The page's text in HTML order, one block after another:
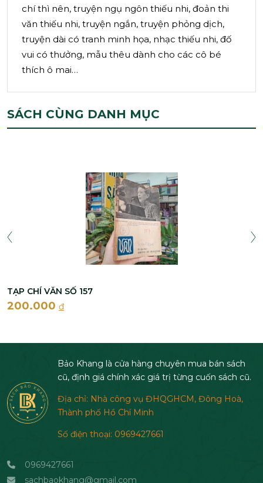
chí thì nên, truyện ngụ ngôn thiếu nhi, đoản thi
văn thiếu nhi, truyện ngắn, truyện phỏng dịch,
truyện dài có tranh minh họa, nhạc thiếu nhi, đố
vui có thưởng, mẫu thêu dành cho các cô bé
thích ô mai…
SÁCH CÙNG DANH MỤC
TẠP CHÍ VĂN SỐ 157
200.000 đ
Bảo Khang là cửa hàng chuyên mua bán sách
cũ, định giá chính xác giá trị từng cuốn sách cũ.
Địa chỉ: Nhà công vụ ĐHQGHCM, Đông Hoà,
Thành phố Hồ Chí Minh
Số điện thoại: 0969427661
0969427661
sachbaokhang@gmail.com